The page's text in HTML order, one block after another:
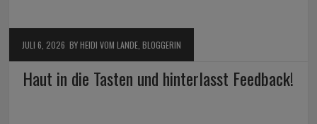
JULI 6, 2026 BY HEIDI VOM LANDE, BLOGGERIN
Haut in die Tasten und hinterlasst Feedback!